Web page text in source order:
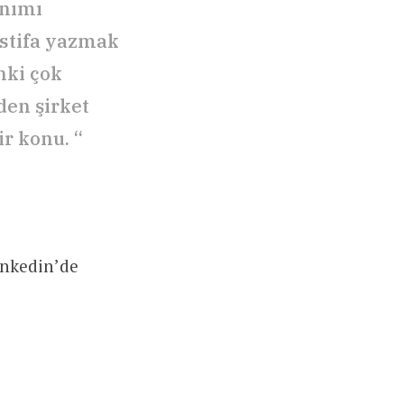
yazmak
çok
şirket
konu. “